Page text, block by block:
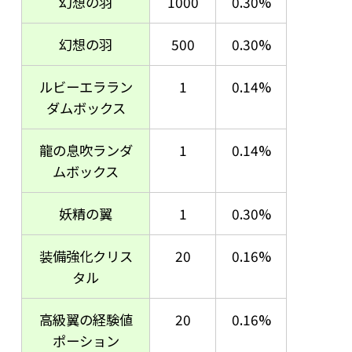
幻想の羽 500 0.30%
ルビーエララン
ダムボックス
1 0.14%
龍の息吹ランダ
ムボックス
1 0.14%
妖精の翼 1 0.30%
装備強化クリス
タル
20 0.16%
高級翼の経験値
ポーション
20 0.16%